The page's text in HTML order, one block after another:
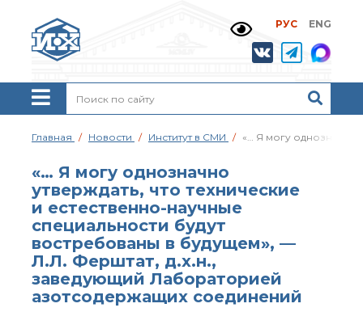
РУС ENG
Жизнь и выдающиеся
моменты научной
деятельности
Н. Д. Зелинского
История ИОХ РАН
Администрация
Научные школы
Подразделения
института
Ученый совет ИОХ
Диссертационные
советы
Совет молодых ученых
ИОХ РАН
Главная Новости Институт в СМИ «… Я могу однозначно
«… Я могу однозначно
утверждать, что технические
и естественно-научные
специальности будут
востребованы в будущем», —
Л.Л. Ферштат, д.х.н.,
заведующий Лабораторией
азотсодержащих соединений